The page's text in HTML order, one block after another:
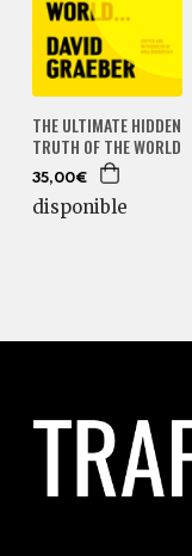
THE ULTIMATE HIDDEN
TRUTH OF THE WORLD
35,00€
disponible